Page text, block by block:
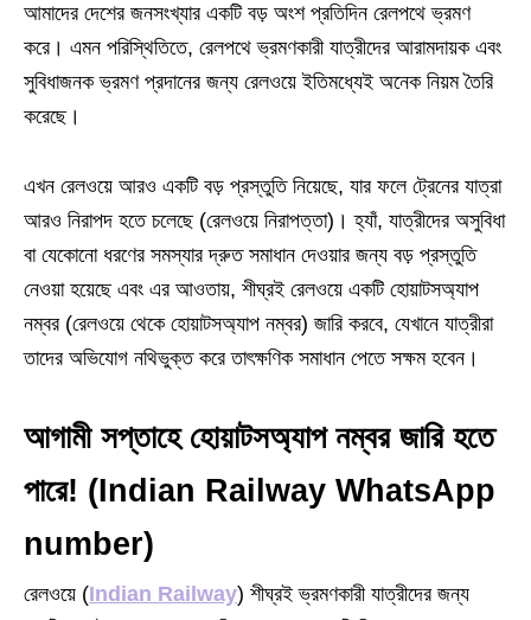
আমাদের দেশের জনসংখ্যার একটি বড় অংশ প্রতিদিন রেলপথে ভ্রমণ
করে। এমন পরিস্থিতিতে, রেলপথে ভ্রমণকারী যাত্রীদের আরামদায়ক এবং
সুবিধাজনক ভ্রমণ প্রদানের জন্য রেলওয়ে ইতিমধ্যেই অনেক নিয়ম তৈরি
করেছে।
এখন রেলওয়ে আরও একটি বড় প্রস্তুতি নিয়েছে, যার ফলে ট্রেনের যাত্রা
আরও নিরাপদ হতে চলেছে (রেলওয়ে নিরাপত্তা)। হ্যাঁ, যাত্রীদের অসুবিধা
বা যেকোনো ধরণের সমস্যার দ্রুত সমাধান দেওয়ার জন্য বড় প্রস্তুতি
নেওয়া হয়েছে এবং এর আওতায়, শীঘ্রই রেলওয়ে একটি হোয়াটসঅ্যাপ
নম্বর (রেলওয়ে থেকে হোয়াটসঅ্যাপ নম্বর) জারি করবে, যেখানে যাত্রীরা
তাদের অভিযোগ নথিভুক্ত করে তাৎক্ষণিক সমাধান পেতে সক্ষম হবেন।
আগামী সপ্তাহে হোয়াটসঅ্যাপ নম্বর জারি হতে
পারে! (Indian Railway WhatsApp
number)
রেলওয়ে (Indian Railway) শীঘ্রই ভ্রমণকারী যাত্রীদের জন্য